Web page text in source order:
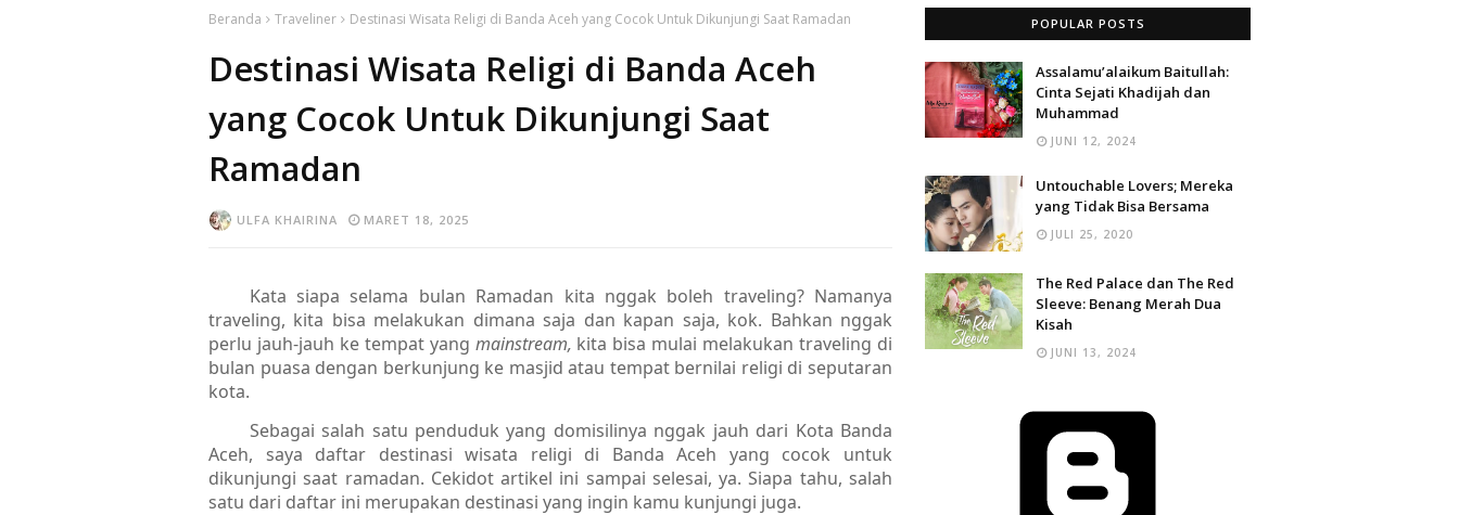
Beranda Traveliner Destinasi Wisata Religi di Banda Aceh yang Cocok Untuk Dikunjungi Saat Ramadan
Destinasi Wisata Religi di Banda Aceh
yang Cocok Untuk Dikunjungi Saat
Ramadan
ULFA KHAIRINA MARET 18, 2025
Kata siapa selama bulan Ramadan kita nggak boleh traveling? Namanya
traveling, kita bisa melakukan dimana saja dan kapan saja, kok. Bahkan nggak
perlu jauh-jauh ke tempat yang mainstream, kita bisa mulai melakukan traveling di
bulan puasa dengan berkunjung ke masjid atau tempat bernilai religi di seputaran
kota.
Sebagai salah satu penduduk yang domisilinya nggak jauh dari Kota Banda
Aceh, saya daftar destinasi wisata religi di Banda Aceh yang cocok untuk
dikunjungi saat ramadan. Cekidot artikel ini sampai selesai, ya. Siapa tahu, salah
satu dari daftar ini merupakan destinasi yang ingin kamu kunjungi juga.
POPULAR POSTS
Assalamu’alaikum Baitullah:
Cinta Sejati Khadijah dan
Muhammad
JUNI 12, 2024
Untouchable Lovers; Mereka
yang Tidak Bisa Bersama
JULI 25, 2020
The Red Palace dan The Red
Sleeve: Benang Merah Dua
Kisah
JUNI 13, 2024